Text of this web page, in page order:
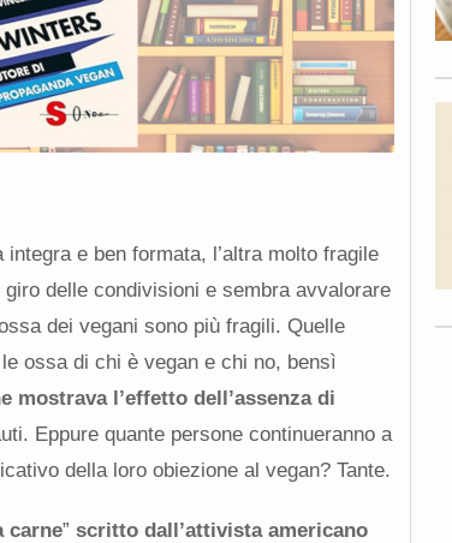
e ben formata, l’altra molto fragile
delle condivisioni e sembra avvalorare
dei vegani sono più fragili. Quelle
ossa di chi è vegan e chi no, bensì
mostrava l’effetto dell’assenza di
Eppure quante persone continueranno a
della loro obiezione al vegan? Tante.
carne” scritto dall’attivista americano